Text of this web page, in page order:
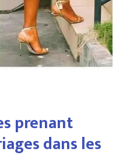
prenant
dans les